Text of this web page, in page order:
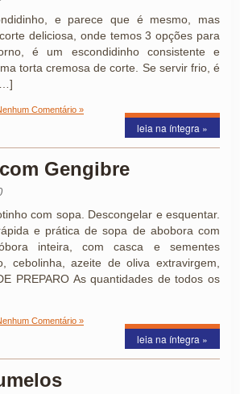
e parece que é mesmo, mas
deliciosa, onde temos 3 opções para
é um escondidinho consistente e
torta cremosa de corte. Se servir frio, é
Comentário »
leia na íntegra »
Gengibre
com sopa. Descongelar e esquentar.
e prática de sopa de abobora com
inteira, com casca e sementes
cebolinha, azeite de oliva extravirgem,
PREPARO As quantidades de todos os
Comentário »
leia na íntegra »